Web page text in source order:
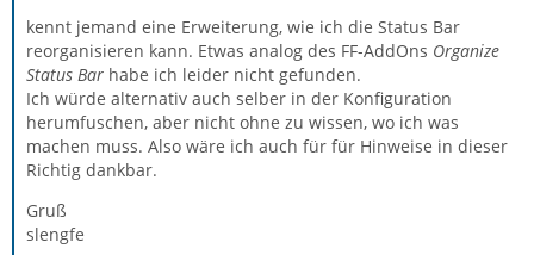
kennt jemand eine Erweiterung, wie ich die Status Bar
reorganisieren kann. Etwas analog des FF-AddOns Organize
Status Bar habe ich leider nicht gefunden.
Ich würde alternativ auch selber in der Konfiguration
herumfuschen, aber nicht ohne zu wissen, wo ich was
machen muss. Also wäre ich auch für für Hinweise in dieser
Richtig dankbar.
Gruß
slengfe